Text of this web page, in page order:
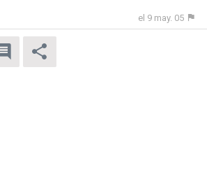
el 9 may. 05